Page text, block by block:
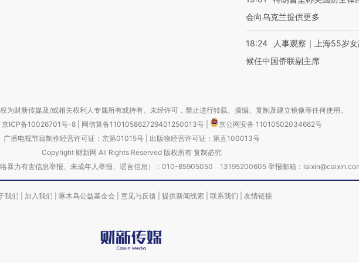
会向乌克兰提供更多
18:24
人事观察｜上海55岁
候任中国侨联副主席
为财新传媒及/或相关权利人专属所有或持有。未经许可，禁止进行转载、摘编、复制及建立镜像等任何使用。
京ICP备10026701号-8
网信算备110105862729401250013号
京公网安备 11010502034662号
广播电视节目制作经营许可证：京第01015号| 出版物经营许可证：第直100013号
Copyright 财新网 All Rights Reserved 版权所有 复制必究
暴力有害信息举报、未成年人举报、谣言信息）：010-85905050 13195200605 举报邮箱：
我们 加入我们 啄木鸟公益基金会 意见与反馈 提供新闻线索 联系我们 友情链接